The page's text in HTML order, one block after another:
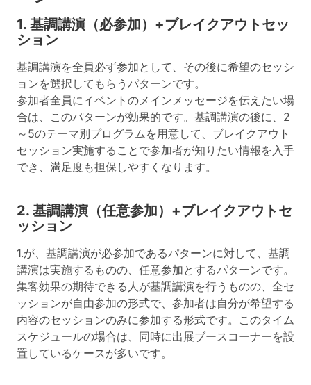
1. 基調講演（必参加）+ブレイクアウトセッ
ション
基調講演を全員必ず参加として、その後に希望のセッシ
ョンを選択してもらうパターンです。
参加者全員にイベントのメインメッセージを伝えたい場
合は、このパターンが効果的です。基調講演の後に、2
～5のテーマ別プログラムを用意して、ブレイクアウト
セッション実施することで参加者が知りたい情報を入手
でき、満足度も担保しやすくなります。
2. 基調講演（任意参加）+ブレイクアウトセ
ッション
1.が、基調講演が必参加であるパターンに対して、基調
講演は実施するものの、任意参加とするパターンです。
集客効果の期待できる人が基調講演を行うものの、全セ
ッションが自由参加の形式で、参加者は自分が希望する
内容のセッションのみに参加する形式です。このタイム
スケジュールの場合は、同時に出展ブースコーナーを設
置しているケースが多いです。